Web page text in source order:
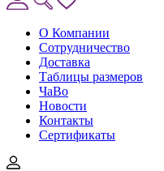
О Компании
Сотрудничество
Доставка
Таблицы размеров
ЧаВо
Новости
Контакты
Сертификаты